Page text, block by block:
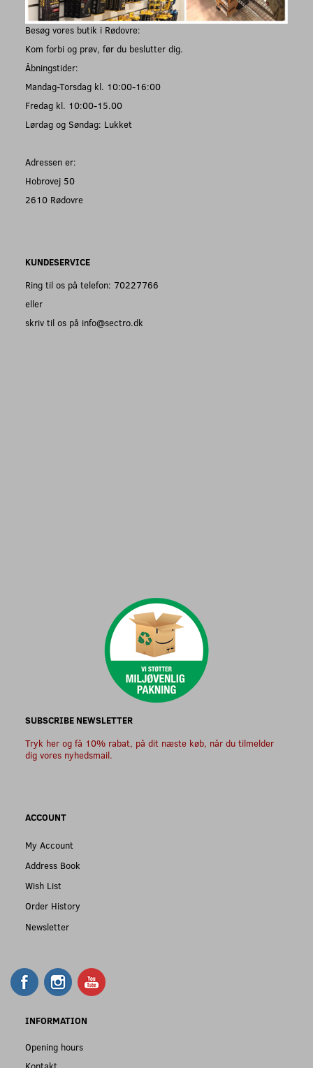
Besøg vores butik i Rødovre:
Kom forbi og prøv, før du beslutter dig.
Åbningstider:
Mandag-Torsdag kl. 10:00-16:00
Fredag kl. 10:00-15.00
Lørdag og Søndag: Lukket
Adressen er:
Hobrovej 50
2610 Rødovre
KUNDESERVICE
Ring til os på telefon: 70227766
eller
skriv til os på info@sectro.dk
SUBSCRIBE NEWSLETTER
Tryk her og få 10% rabat, på dit næste køb, når du tilmelder
dig vores nyhedsmail.
ACCOUNT
My Account
Address Book
Wish List
Order History
Newsletter
INFORMATION
Opening hours
Kontakt